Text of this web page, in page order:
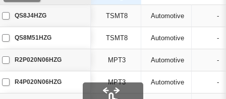
QS8J4HZG TSMT8 Automotive -
QS8M51HZG TSMT8 Automotive -
R2P020N06HZG MPT3 Automotive -
R4P020N06HZG MPT3 Automotive -